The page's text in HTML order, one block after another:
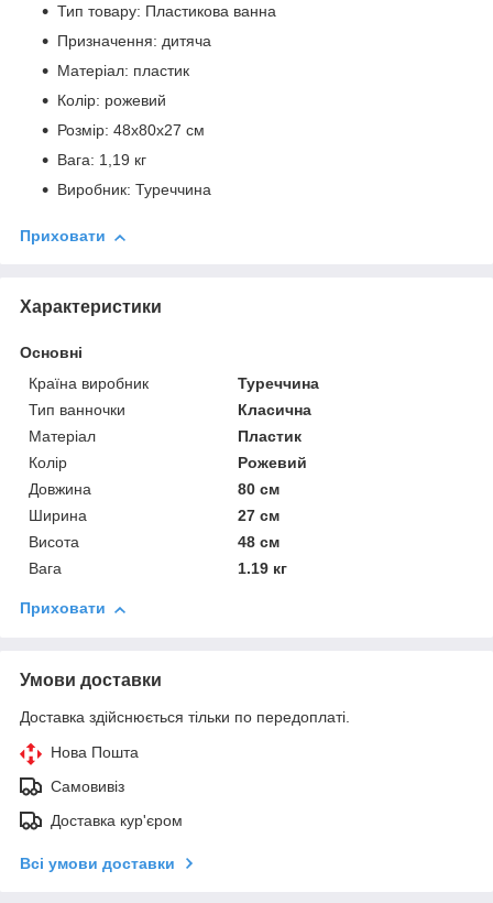
Тип товару: Пластикова ванна
Призначення: дитяча
Матеріал: пластик
Колір: рожевий
Розмір: 48х80х27 см
Вага: 1,19 кг
Виробник: Туреччина
Приховати
Характеристики
Основні
Країна виробник
Туреччина
Тип ванночки
Класична
Матеріал
Пластик
Колір
Рожевий
Довжина
80 см
Ширина
27 см
Висота
48 см
Вага
1.19 кг
Приховати
Умови доставки
Доставка здійснюється тільки по передоплаті.
Нова Пошта
Самовивіз
Доставка кур'єром
Всі умови доставки